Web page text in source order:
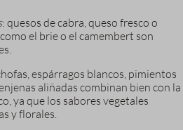
: quesos de cabra, queso fresco o
el brie o el camembert son
espárragos blancos, pimientos
aliñadas combinan bien con la
ya que los sabores vegetales
y florales.